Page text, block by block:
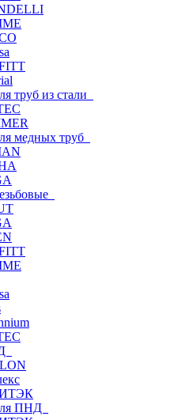
труб из стали
медных труб
ПНД